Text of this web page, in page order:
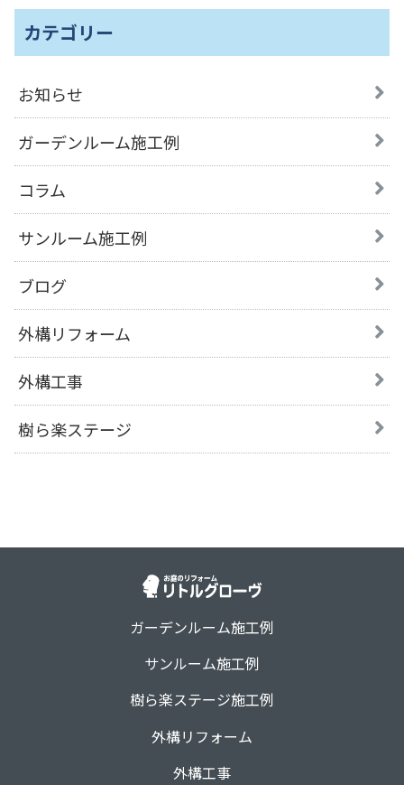
カテゴリー
お知らせ
ガーデンルーム施工例
コラム
サンルーム施工例
ブログ
外構リフォーム
外構工事
樹ら楽ステージ
ガーデンルーム施工例
サンルーム施工例
樹ら楽ステージ施工例
外構リフォーム
外構工事